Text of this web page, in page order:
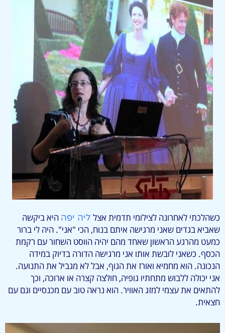
כשהלכתי לאחרונה לצילומי תדמית אצל ליה יפה היא ביקשה
שאביא בגדים שאני מרגישה איתם בנוח, הכי "אני". היה לי ברור
כמעט מהרגע הראשון שאחד מהם יהיה הווסט השחור עם רקמת
הכסף. כשאני לובשת אותו אני מרגישה הדורה בדיוק במידה
הנכונה. הוא מחמיא ואורז את הגוף, אבל לא מגביל את התנועה.
אני יכולה ללבוש מתחתיו גופיה, חולצה קצרה או ארוכה, וכך
להתאים את עצמי למזג האוויר. הוא נראה טוב עם מכנסיים וגם עם
חצאית.